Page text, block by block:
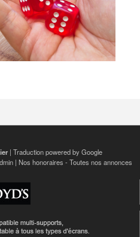
| Traduction powered by Google
| Nos honoraires - Toutes nos annonces